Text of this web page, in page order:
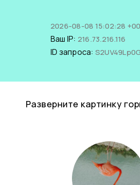
2026-08-08 15:02:28
Ваш IP: 216.73.216.116
ID запроса:
Разверните картинку